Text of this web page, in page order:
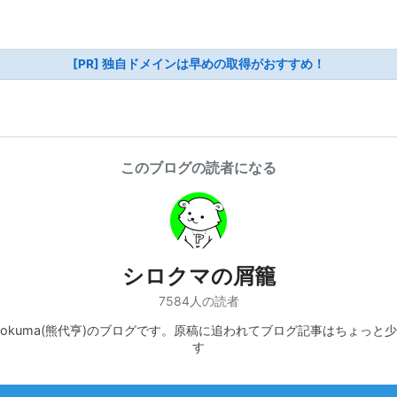
[PR] 独自ドメインは早めの取得がおすすめ！
このブログの読者になる
シロクマの屑籠
7584人の読者
熊代亨)のブログです。原稿に追われてブログ記事はちょっと
す